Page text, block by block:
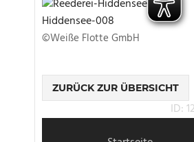
©Weiße Flotte GmbH
ZURÜCK ZUR ÜBERSICHT
ID: